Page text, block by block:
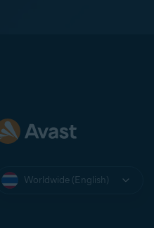
Worldwide (English)